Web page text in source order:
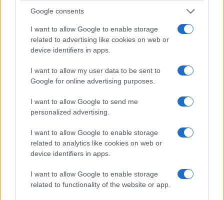
Google consents
I want to allow Google to enable storage
related to advertising like cookies on web or
device identifiers in apps.
I want to allow my user data to be sent to
Google for online advertising purposes.
I want to allow Google to send me
personalized advertising.
I want to allow Google to enable storage
related to analytics like cookies on web or
device identifiers in apps.
I want to allow Google to enable storage
related to functionality of the website or app.